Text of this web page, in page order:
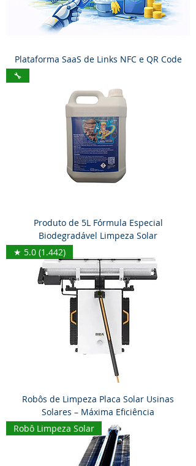
Plataforma SaaS de Links NFC e QR Code
🔧
Produto de 5L Fórmula Especial
Biodegradável Limpeza Solar
★ 5.0 (1.442)
Robôs de Limpeza Placa Solar Usinas
Solares – Máxima Eficiência
Robô Limpeza Solar